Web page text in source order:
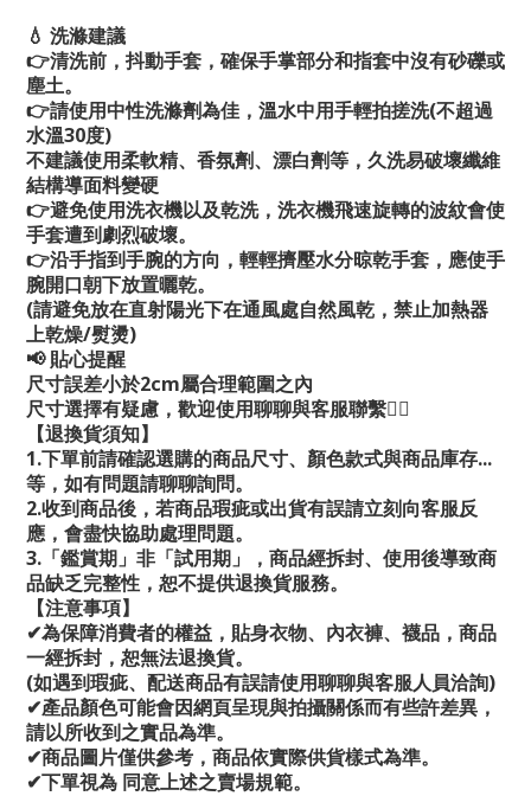
💧 洗滌建議
👉清洗前，抖動手套，確保手掌部分和指套中沒有砂礫或
塵土。
👉請使用中性洗滌劑為佳，溫水中用手輕拍搓洗(不超過
水溫30度)
不建議使用柔軟精、香氛劑、漂白劑等，久洗易破壞纖維
結構導面料變硬
👉避免使用洗衣機以及乾洗，洗衣機飛速旋轉的波紋會使
手套遭到劇烈破壞。
👉沿手指到手腕的方向，輕輕擠壓水分晾乾手套，應使手
腕開口朝下放置曬乾。
(請避免放在直射陽光下在通風處自然風乾，禁止加熱器
上乾燥/熨燙)
📢 貼心提醒
尺寸誤差小於2cm屬合理範圍之內
尺寸選擇有疑慮，歡迎使用聊聊與客服聯繫💁‍♀️
【退換貨須知】
1.下單前請確認選購的商品尺寸、顏色款式與商品庫存...
等，如有問題請聊聊詢問。
2.收到商品後，若商品瑕疵或出貨有誤請立刻向客服反
應，會盡快協助處理問題。
3.「鑑賞期」非「試用期」，商品經拆封、使用後導致商
品缺乏完整性，恕不提供退換貨服務。
【注意事項】
✔為保障消費者的權益，貼身衣物、內衣褲、襪品，商品
一經拆封，恕無法退換貨。
(如遇到瑕疵、配送商品有誤請使用聊聊與客服人員洽詢)
✔產品顏色可能會因網頁呈現與拍攝關係而有些許差異，
請以所收到之實品為準。
✔商品圖片僅供參考，商品依實際供貨樣式為準。
✔下單視為 同意上述之賣場規範。